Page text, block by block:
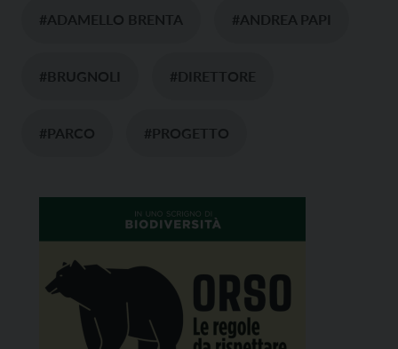
#ADAMELLO BRENTA #ANDREA PAPI
#BRUGNOLI #DIRETTORE
#PARCO #PROGETTO